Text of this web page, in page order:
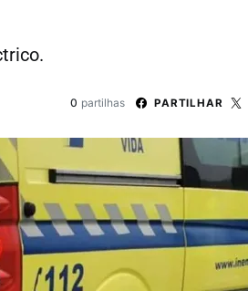
0 partilhas PARTILHAR